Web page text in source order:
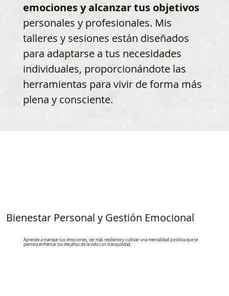
emociones y alcanzar tus objetivos
personales y profesionales. Mis
talleres y sesiones están diseñados
para adaptarse a tus necesidades
individuales, proporcionándote las
herramientas para vivir de forma más
plena y consciente.
Bienestar Personal y Gestión Emocional
Aprende a manejar tus emociones, ser más resiliente y cultivar una mentalidad positiva que te
permita enfrentar los desafíos de la vida con tranquilidad.